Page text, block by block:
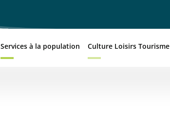
Services à la population Culture Loisirs Tourisme